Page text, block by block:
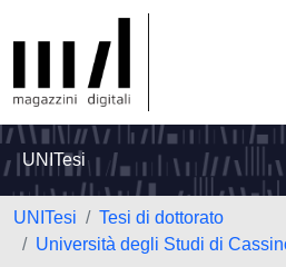
UNITesi
UNITesi
Tesi di dottorato
Università degli Studi di